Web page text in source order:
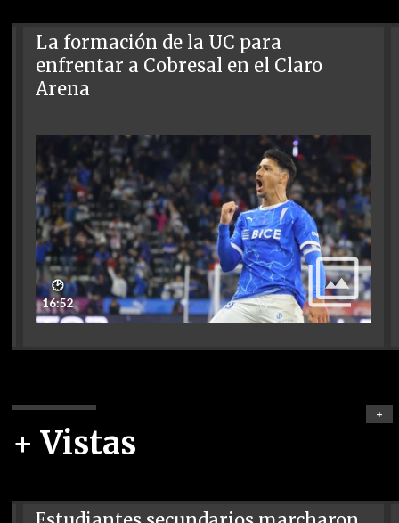
La formación de la UC para
enfrentar a Cobresal en el Claro
Arena
🕑
16:52
+ Vistas
+